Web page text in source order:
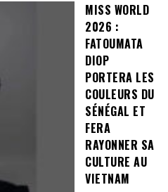
MISS WORLD
2026 :
FATOUMATA
DIOP
PORTERA LES
COULEURS DU
SÉNÉGAL ET
FERA
RAYONNER SA
CULTURE AU
VIETNAM